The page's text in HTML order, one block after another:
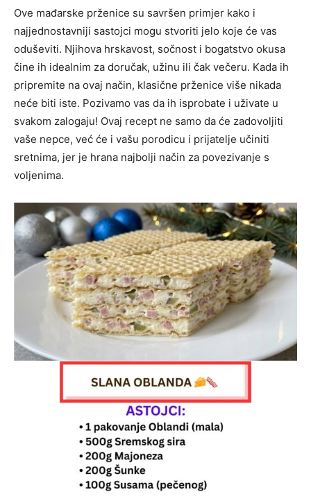
Ove mađarske prženice su savršen primjer kako i
najjednostavniji sastojci mogu stvoriti jelo koje će vas
oduševiti. Njihova hrskavost, sočnost i bogatstvo okusa
čine ih idealnim za doručak, užinu ili čak večeru. Kada ih
pripremite na ovaj način, klasične prženice više nikada
neće biti iste. Pozivamo vas da ih isprobate i uživate u
svakom zalogaju! Ovaj recept ne samo da će zadovoljiti
vaše nepce, već će i vašu porodicu i prijatelje učiniti
sretnima, jer je hrana najbolji način za povezivanje s
voljenima.